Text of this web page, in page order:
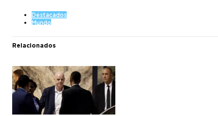
Destacados
Mundo
Relacionados